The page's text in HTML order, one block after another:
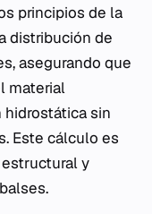
principios de la
distribución de
asegurando que
material
hidrostática sin
Este cálculo es
y